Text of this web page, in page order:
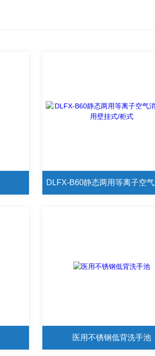
医用不锈钢低背洗手池